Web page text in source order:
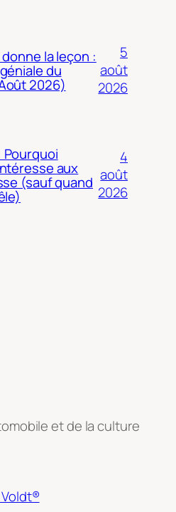
la leçon :
du
2026)
5
août
2026
Pourquoi
aux
(sauf quand
4
août
2026
et de la culture